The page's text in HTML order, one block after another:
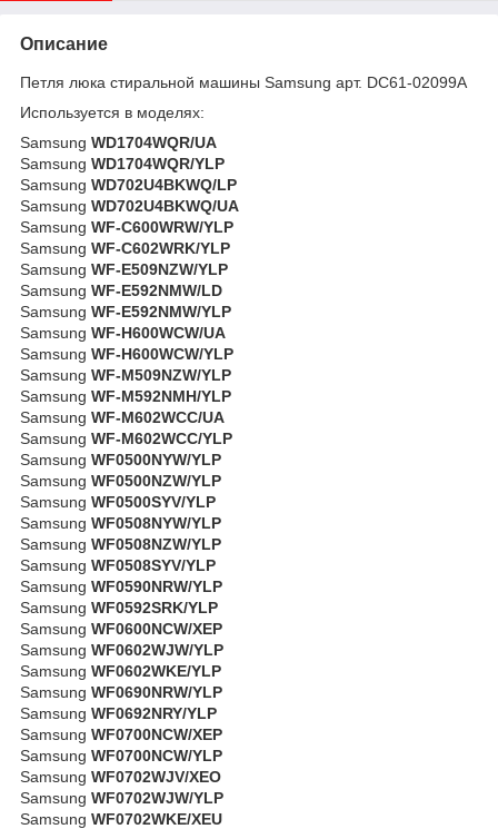
Описание
Петля люка стиральной машины Samsung арт. DC61-02099A
Используется в моделях:
Samsung WD1704WQR/UA
Samsung WD1704WQR/YLP
Samsung WD702U4BKWQ/LP
Samsung WD702U4BKWQ/UA
Samsung WF-C600WRW/YLP
Samsung WF-C602WRK/YLP
Samsung WF-E509NZW/YLP
Samsung WF-E592NMW/LD
Samsung WF-E592NMW/YLP
Samsung WF-H600WCW/UA
Samsung WF-H600WCW/YLP
Samsung WF-M509NZW/YLP
Samsung WF-M592NMH/YLP
Samsung WF-M602WCC/UA
Samsung WF-M602WCC/YLP
Samsung WF0500NYW/YLP
Samsung WF0500NZW/YLP
Samsung WF0500SYV/YLP
Samsung WF0508NYW/YLP
Samsung WF0508NZW/YLP
Samsung WF0508SYV/YLP
Samsung WF0590NRW/YLP
Samsung WF0592SRK/YLP
Samsung WF0600NCW/XEP
Samsung WF0602WJW/YLP
Samsung WF0602WKE/YLP
Samsung WF0690NRW/YLP
Samsung WF0692NRY/YLP
Samsung WF0700NCW/XEP
Samsung WF0700NCW/YLP
Samsung WF0702WJV/XEO
Samsung WF0702WJW/YLP
Samsung WF0702WKE/XEU